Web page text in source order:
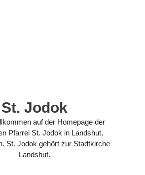
St. Jodok
auf der Homepage der
Pfarrei St. Jodok in Landshut,
St. Jodok gehört zur Stadtkirche
Landshut.